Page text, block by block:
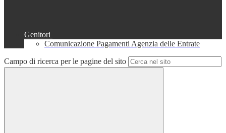
Genitori
Comunicazione Pagamenti Agenzia delle Entrate
Campo di ricerca per le pagine del sito